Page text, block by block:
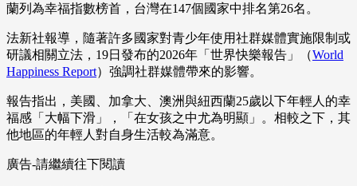
蘭列為幸福指數榜首，台灣在147個國家中排名第26名。
法新社報導，隨著許多國家對青少年使用社群媒體實施限制或
研議相關立法，19日發布的2026年「世界快樂報告」（World
Happiness Report）強調社群媒體帶來的影響。
報告指出，美國、加拿大、澳洲與紐西蘭25歲以下年輕人的幸
福感「大幅下滑」，「在女孩之中尤為明顯」。相較之下，其
他地區的年輕人對自身生活較為滿意。
廣告-請繼續往下閱讀